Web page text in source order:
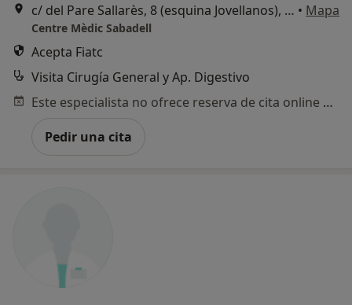
c/ del Pare Sallarès, 8 (esquina Jovellanos), Sabadell • Mapa
Centre Mèdic Sabadell
Acepta Fiatc
Visita Cirugía General y Ap. Digestivo
Este especialista no ofrece reserva de cita online en esta dirección.
Pedir una cita